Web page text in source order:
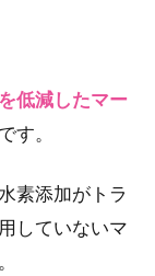
低減したマー
す。
素添加がトラ
していないマ